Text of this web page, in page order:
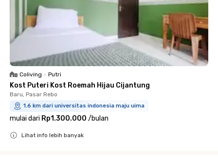
Coliving • Putri
Kost Puteri Kost Roemah Hijau Cijantung
Baru, Pasar Rebo
1.6 km dari universitas indonesia maju uima
mulai dari Rp1.300.000 /bulan
Lihat info lebih banyak